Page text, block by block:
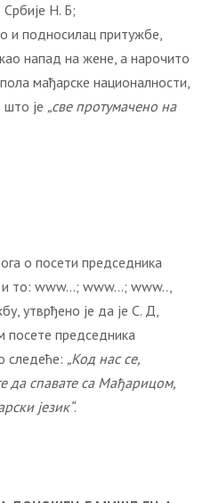
Н. Б;
и подносилац притужбе,
напад на жене, а нарочито
мађарске националности,
је „све протумачено на
о посети председника
и то: www…; www…; www..,
утврђено је да је С. Д,
посете председника
следеће: „Код нас се,
да спавате са Мађарицом,
језик“.